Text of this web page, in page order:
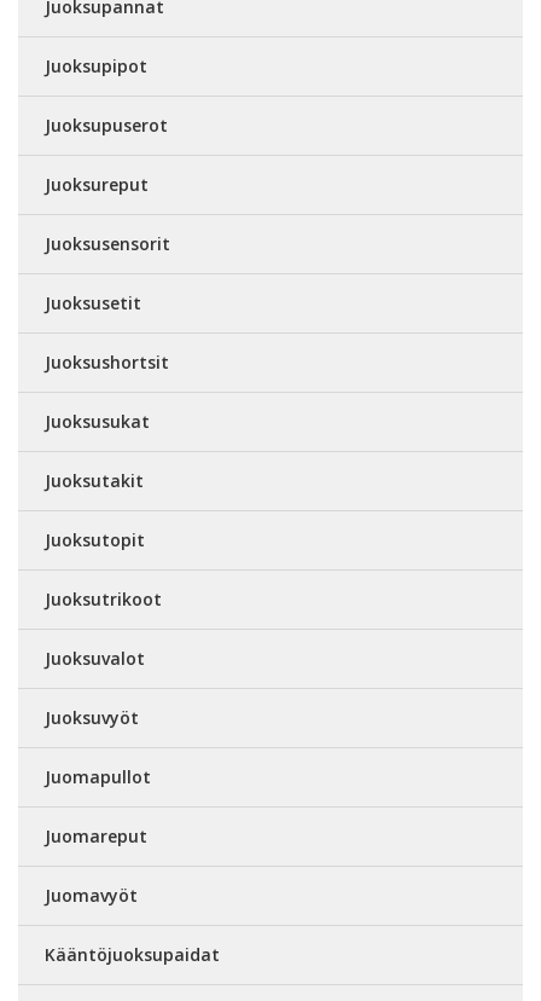
Juoksupannat
Juoksupipot
Juoksupuserot
Juoksureput
Juoksusensorit
Juoksusetit
Juoksushortsit
Juoksusukat
Juoksutakit
Juoksutopit
Juoksutrikoot
Juoksuvalot
Juoksuvyöt
Juomapullot
Juomareput
Juomavyöt
Kääntöjuoksupaidat